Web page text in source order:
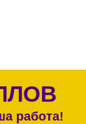
работа!